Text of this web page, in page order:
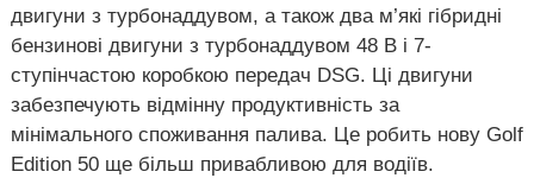
двигуни з турбонаддувом, а також два м’які гібридні
бензинові двигуни з турбонаддувом 48 В і 7-
ступінчастою коробкою передач DSG. Ці двигуни
забезпечують відмінну продуктивність за
мінімального споживання палива. Це робить нову Golf
Edition 50 ще більш привабливою для водіїв.